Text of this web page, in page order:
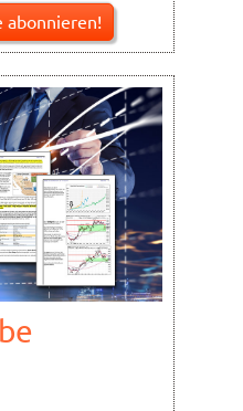
abonnieren!